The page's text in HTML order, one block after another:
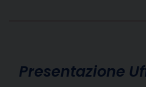
Presentazione